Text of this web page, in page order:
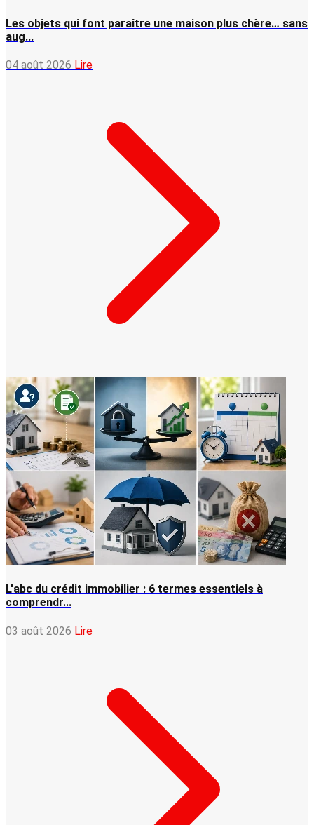
Les objets qui font paraître une maison plus chère… sans
aug...
04 août 2026 Lire
L'abc du crédit immobilier : 6 termes essentiels à
comprendr...
03 août 2026 Lire